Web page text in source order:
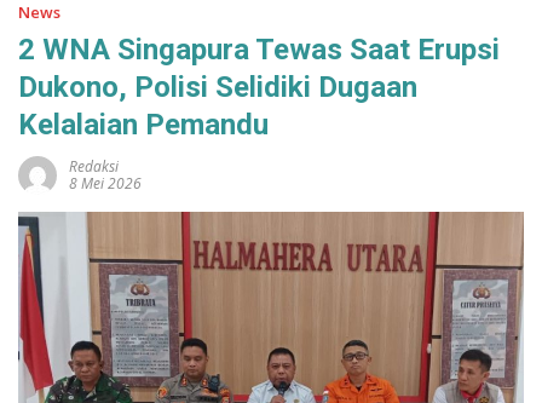
News
2 WNA Singapura Tewas Saat Erupsi
Dukono, Polisi Selidiki Dugaan
Kelalaian Pemandu
Redaksi
8 Mei 2026